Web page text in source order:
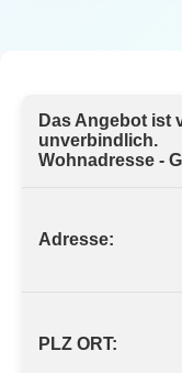
Das Angebot ist
unverbindlich.
Wohnadresse -
Adresse:
PLZ ORT: